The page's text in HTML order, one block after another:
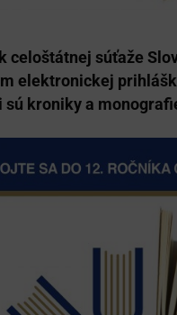
celoštátnej súťaže
elektronickej
kroniky a